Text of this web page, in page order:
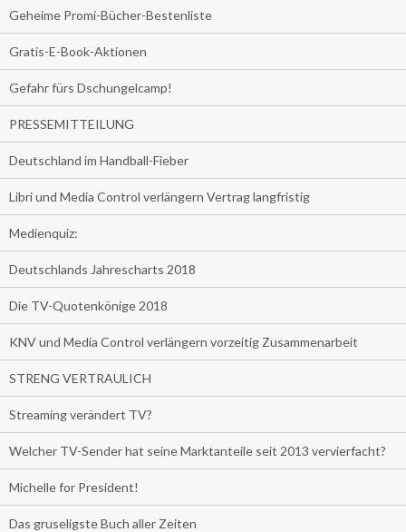
Geheime Promi-Bücher-Bestenliste
Gratis-E-Book-Aktionen
Gefahr fürs Dschungelcamp!
PRESSEMITTEILUNG
Deutschland im Handball-Fieber
Libri und Media Control verlängern Vertrag langfristig
Medienquiz:
Deutschlands Jahrescharts 2018
Die TV-Quotenkönige 2018
KNV und Media Control verlängern vorzeitig Zusammenarbeit
STRENG VERTRAULICH
Streaming verändert TV?
Welcher TV-Sender hat seine Marktanteile seit 2013 vervierfacht?
Michelle for President!
Das gruseligste Buch aller Zeiten